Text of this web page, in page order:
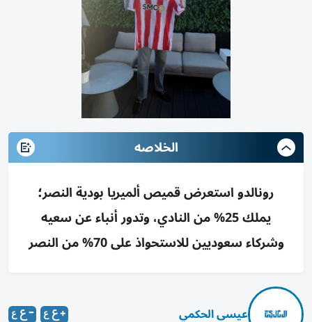
الخلاصه
رونالدو استعرض قميص ألميريا بودية النصر؛
يملك 25% من النادي، وتدور أنباء عن سعيه
وشركاء سعوديين للاستحواذ على 70% من النصر
عيسى الحكمي